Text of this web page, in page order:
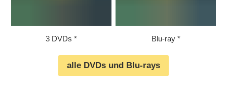
3 DVDs Blu-ray
alle DVDs und Blu-rays